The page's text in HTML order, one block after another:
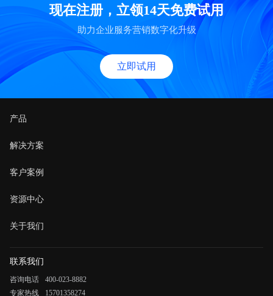
现在注册，立领14天免费试用
助力企业服务营销数字化升级
立即试用
产品
解决方案
客户案例
资源中心
关于我们
联系我们
咨询电话
400-023-8882
专家热线
15701358274